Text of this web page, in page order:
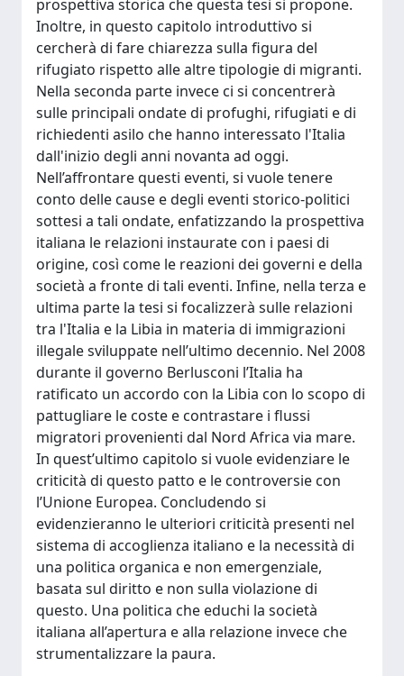
prospettiva storica che questa tesi si propone.
Inoltre, in questo capitolo introduttivo si
cercherà di fare chiarezza sulla figura del
rifugiato rispetto alle altre tipologie di migranti.
Nella seconda parte invece ci si concentrerà
sulle principali ondate di profughi, rifugiati e di
richiedenti asilo che hanno interessato l'Italia
dall'inizio degli anni novanta ad oggi.
Nell’affrontare questi eventi, si vuole tenere
conto delle cause e degli eventi storico-politici
sottesi a tali ondate, enfatizzando la prospettiva
italiana le relazioni instaurate con i paesi di
origine, così come le reazioni dei governi e della
società a fronte di tali eventi. Infine, nella terza e
ultima parte la tesi si focalizzerà sulle relazioni
tra l'Italia e la Libia in materia di immigrazioni
illegale sviluppate nell’ultimo decennio. Nel 2008
durante il governo Berlusconi l’Italia ha
ratificato un accordo con la Libia con lo scopo di
pattugliare le coste e contrastare i flussi
migratori provenienti dal Nord Africa via mare.
In quest’ultimo capitolo si vuole evidenziare le
criticità di questo patto e le controversie con
l’Unione Europea. Concludendo si
evidenzieranno le ulteriori criticità presenti nel
sistema di accoglienza italiano e la necessità di
una politica organica e non emergenziale,
basata sul diritto e non sulla violazione di
questo. Una politica che educhi la società
italiana all’apertura e alla relazione invece che
strumentalizzare la paura.